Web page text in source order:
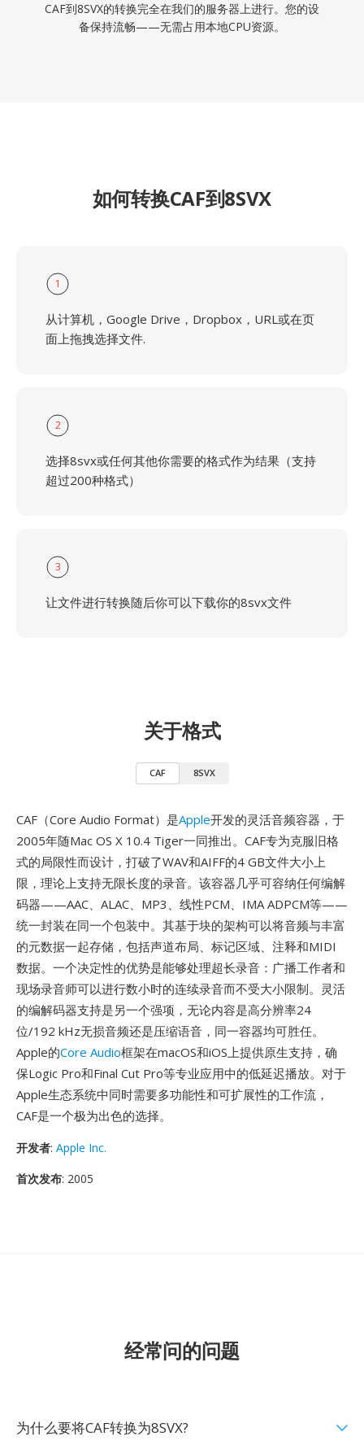
CAF到8SVX的转换完全在我们的服务器上进行。您的设
备保持流畅——无需占用本地CPU资源。
如何转换CAF到8SVX
1
从计算机，Google Drive，Dropbox，URL或在页
面上拖拽选择文件.
2
选择8svx或任何其他你需要的格式作为结果（支持
超过200种格式）
3
让文件进行转换随后你可以下载你的8svx文件
关于格式
CAF 8SVX
CAF（Core Audio Format）是Apple开发的灵活音频容器，于
2005年随Mac OS X 10.4 Tiger一同推出。CAF专为克服旧格
式的局限性而设计，打破了WAV和AIFF的4 GB文件大小上
限，理论上支持无限长度的录音。该容器几乎可容纳任何编解
码器——AAC、ALAC、MP3、线性PCM、IMA ADPCM等——
统一封装在同一个包装中。其基于块的架构可以将音频与丰富
的元数据一起存储，包括声道布局、标记区域、注释和MIDI
数据。一个决定性的优势是能够处理超长录音：广播工作者和
现场录音师可以进行数小时的连续录音而不受大小限制。灵活
的编解码器支持是另一个强项，无论内容是高分辨率24
位/192 kHz无损音频还是压缩语音，同一容器均可胜任。
Apple的Core Audio框架在macOS和iOS上提供原生支持，确
保Logic Pro和Final Cut Pro等专业应用中的低延迟播放。对于
Apple生态系统中同时需要多功能性和可扩展性的工作流，
CAF是一个极为出色的选择。
开发者: Apple Inc.
首次发布: 2005
经常问的问题
为什么要将CAF转换为8SVX?